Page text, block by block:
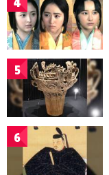
5
6